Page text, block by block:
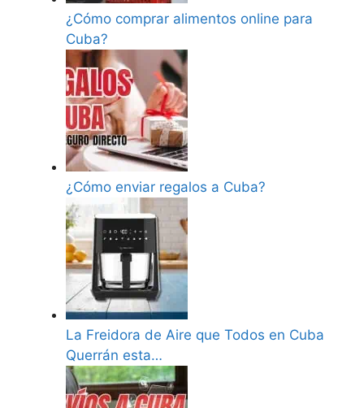
¿Cómo comprar alimentos online para
Cuba?
¿Cómo enviar regalos a Cuba?
La Freidora de Aire que Todos en Cuba
Querrán esta…